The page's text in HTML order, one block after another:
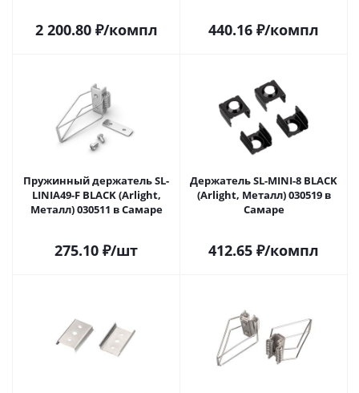
2 200.80₽/компл 440.16 ₽/компл
Пружинный держатель SL-
LINIA49-F BLACK (Arlight,
Металл) 030511 в Самаре
275.10 ₽/шт
Держатель SL-MINI-8 BLACK
(Arlight, Металл) 030519 в
Самаре
412.65 ₽/компл